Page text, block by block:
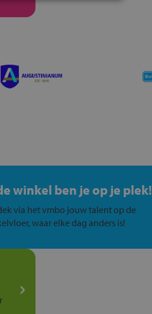
winkel ben je op je plek!
via het vmbo jouw talent op de
waar elke dag anders is!